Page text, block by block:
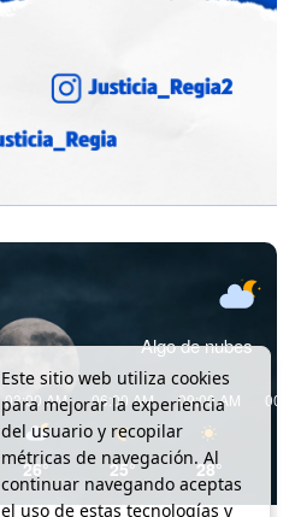
Algo de nubes
03:00 AM
26°
06:00 AM
25°
09:00 AM
28°
Este sitio web utiliza cookies
para mejorar la experiencia
del usuario y recopilar
métricas de navegación. Al
continuar navegando aceptas
el uso de estas tecnologías y